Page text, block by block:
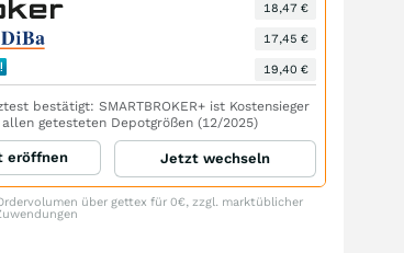
18,47 €
17,45 €
19,40 €
bestätigt: SMARTBROKER+ ist Kostensieger
allen getesteten Depotgrößen (12/2025)
eröffnen Jetzt wechseln
über gettex für 0€, zzgl. marktüblicher